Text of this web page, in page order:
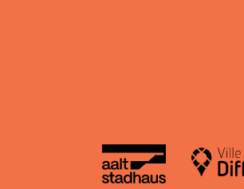
Aalt Stadhaus Ville de